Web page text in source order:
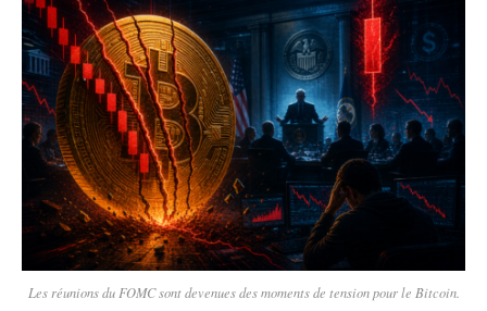
Les réunions du FOMC sont devenues des moments de tension pour le Bitcoin.